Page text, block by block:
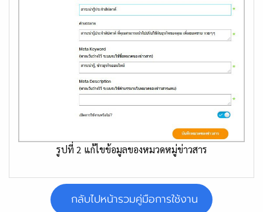
รูปที่ 2 แก้ไขข้อมูลของหมวดหมู่ข่าวสาร
กลับไปหน้ารวมคู่มือการใช้งาน